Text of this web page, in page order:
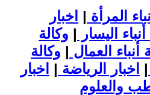
المرأة | اخبار
اليسار | وكالة
أنباء العمال | وكالة
| اخبار الرياضة | اخبار